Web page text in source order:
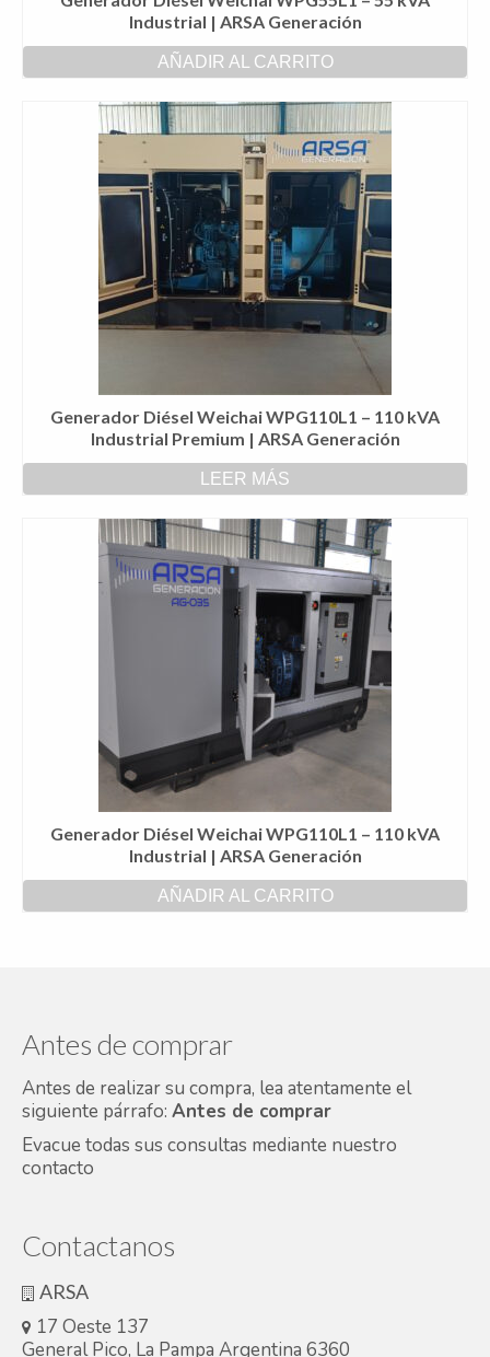
Industrial | ARSA Generación
AÑADIR AL CARRITO
Generador Diésel Weichai WPG110L1 – 110 kVA
Industrial Premium | ARSA Generación
LEER MÁS
Generador Diésel Weichai WPG110L1 – 110 kVA
Industrial | ARSA Generación
AÑADIR AL CARRITO
Antes de comprar
Antes de realizar su compra, lea atentamente el
siguiente párrafo: Antes de comprar
Evacue todas sus consultas mediante nuestro
contacto
Contactanos
ARSA
17 Oeste 137
General Pico, La Pampa Argentina 6360